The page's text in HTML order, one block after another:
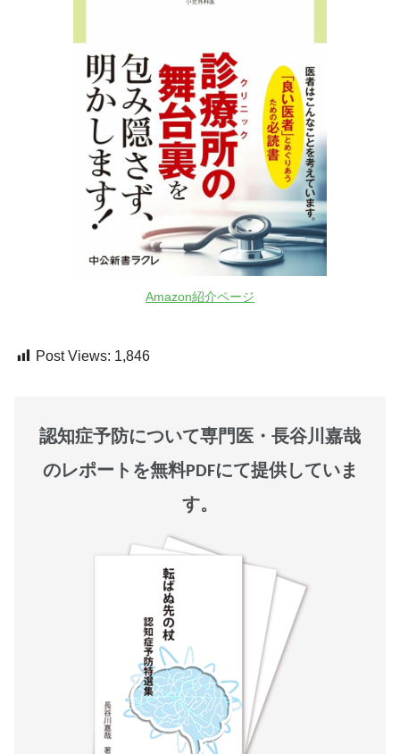
Amazon紹介ページ
Post Views: 1,846
認知症予防について専門医・長谷川嘉哉
のレポートを無料PDFにて提供していま
す。